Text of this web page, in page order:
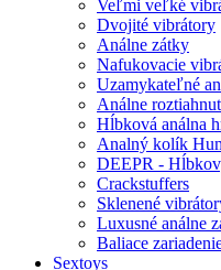
Veľmi veľké
Dvojité vibrátory
Análne zátky
Nafukovacie
Uzamykateľné
Análne
Hĺbková análna
Analný kolík
DEEPR -
Crackstuffers
Sklenené
Luxusné análne
Baliace
Sextoys